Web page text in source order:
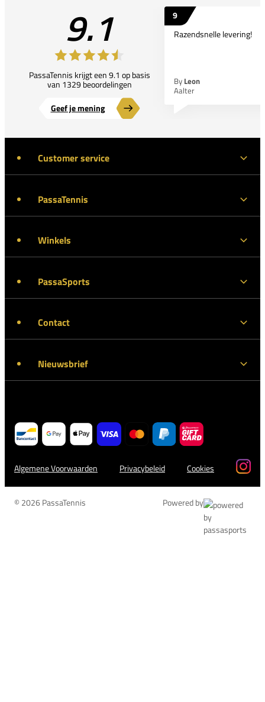
9.1
PassaTennis krijgt een 9.1 op basis
van 1329 beoordelingen
Geef je mening
9
Razendsnelle levering!
By Leon
Aalter
Customer service
PassaTennis
Winkels
PassaSports
Contact
Nieuwsbrief
Algemene Voorwaarden Privacybeleid Cookies
© 2026 PassaTennis Powered by